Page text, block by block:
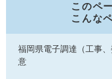
このペ
こんな
福岡県電子調達（工事
意